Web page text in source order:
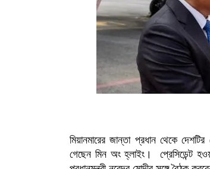
মিয়ানমারের জান্তা প্রধান থেকে
গেছেন মিন অং হ্লাইং। প্রেসিডেন্ট